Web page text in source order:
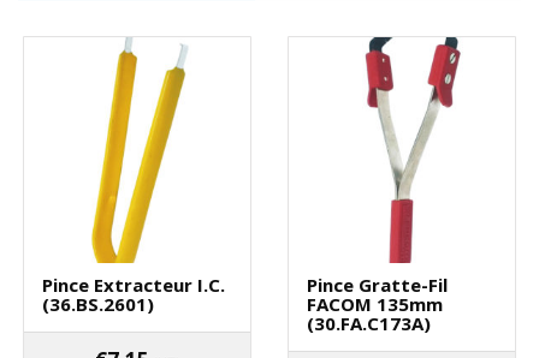
Pince Extracteur I.C.
(36.BS.2601)
Pince Gratte-Fil
FACOM 135mm
(30.FA.C173A)